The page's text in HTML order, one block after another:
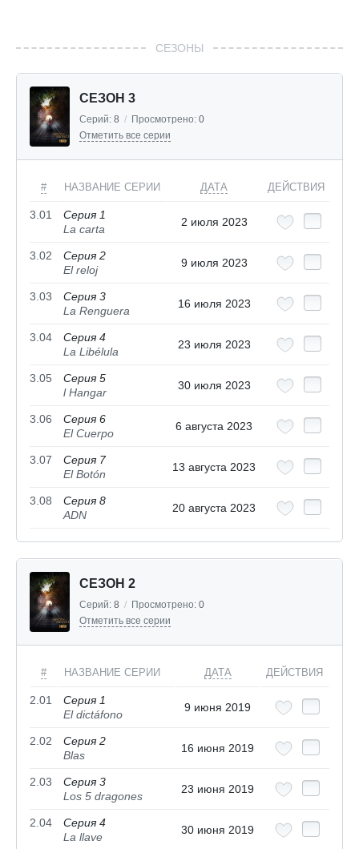
СЕЗОНЫ
СЕЗОН 3
Серий: 8 / Просмотрено: 0
Отметить все серии
# НАЗВАНИЕ СЕРИИ ДАТА ДЕЙСТВИЯ
3.01
Серия 1
La carta
2 июля 2023
3.02
Серия 2
El reloj
9 июля 2023
3.03
Серия 3
La Renguera
16 июля 2023
3.04
Серия 4
La Libélula
23 июля 2023
3.05
Серия 5
l Hangar
30 июля 2023
3.06
Серия 6
El Cuerpo
6 августа 2023
3.07
Серия 7
El Botón
13 августа 2023
3.08
Серия 8
ADN
20 августа 2023
СЕЗОН 2
Серий: 8 / Просмотрено: 0
Отметить все серии
# НАЗВАНИЕ СЕРИИ ДАТА ДЕЙСТВИЯ
2.01
Серия 1
El dictáfono
9 июня 2019
2.02
Серия 2
Blas
16 июня 2019
2.03
Серия 3
Los 5 dragones
23 июня 2019
2.04
Серия 4
La llave
30 июня 2019